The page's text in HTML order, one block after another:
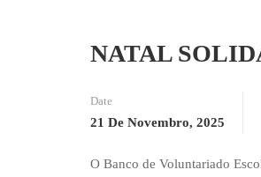
NATAL
Date
21 De Novembro, 2025
O Banco de Voluntariado